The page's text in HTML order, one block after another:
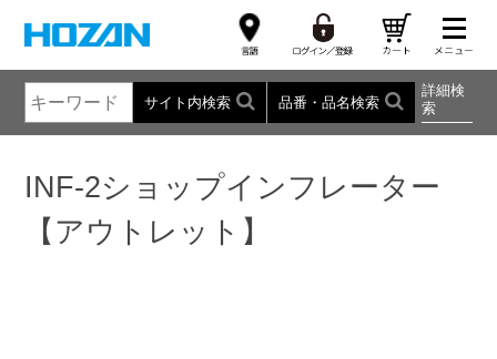
サイト内検索 品番・品名検索
詳細検
索
INF-2ショップインフレーター
【アウトレット】